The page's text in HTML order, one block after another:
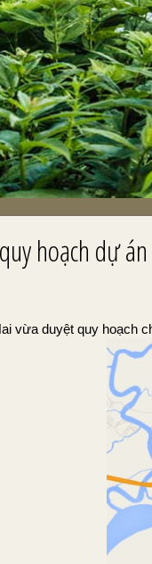
hoạch dự
vừa duyệt quy hoạch